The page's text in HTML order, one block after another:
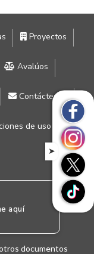
Proyectos
Avalúos
Contáctenos
de uso
aquí
documentos
➤